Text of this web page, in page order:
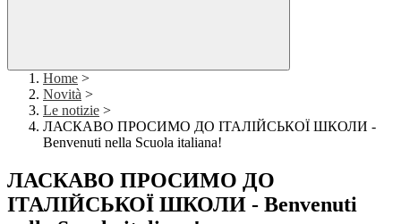
Home >
Novità >
Le notizie >
ЛАСКАВО ПРОСИМО ДО ІТАЛІЙСЬКОЇ ШКОЛИ -
Benvenuti nella Scuola italiana!
ЛАСКАВО ПРОСИМО ДО
ІТАЛІЙСЬКОЇ ШКОЛИ - Benvenuti